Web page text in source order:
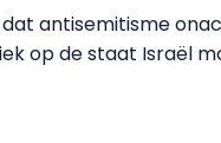
antisemitisme
op de staat Israël